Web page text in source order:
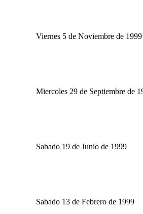
Viernes 5 de Noviembre de 1999
Miercoles 29 de Septiembre de
Sabado 19 de Junio de 1999
Sabado 13 de Febrero de 1999